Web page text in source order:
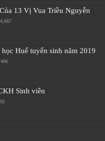
13 Vị Vua Triều Nguyễn
Huế tuyển sinh năm 2019
Sinh viên